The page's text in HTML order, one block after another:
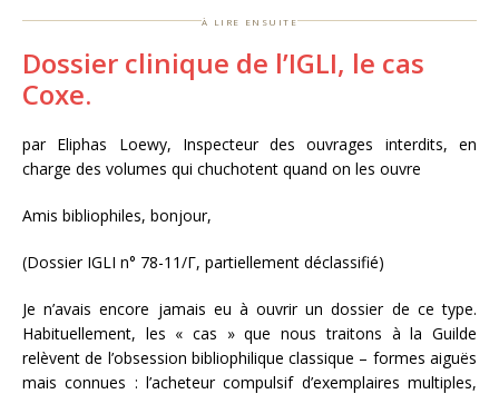
à lire ensuite
Dossier clinique de l’IGLI, le cas
Coxe.
par Eliphas Loewy, Inspecteur des ouvrages interdits, en
charge des volumes qui chuchotent quand on les ouvre
Amis bibliophiles, bonjour,
(Dossier IGLI n° 78-11/Γ, partiellement déclassifié)
Je n’avais encore jamais eu à ouvrir un dossier de ce type.
Habituellement, les « cas » que nous traitons à la Guilde
relèvent de l’obsession bibliophilique classique – formes aiguës
mais connues : l’acheteur compulsif d’exemplaires multiples,